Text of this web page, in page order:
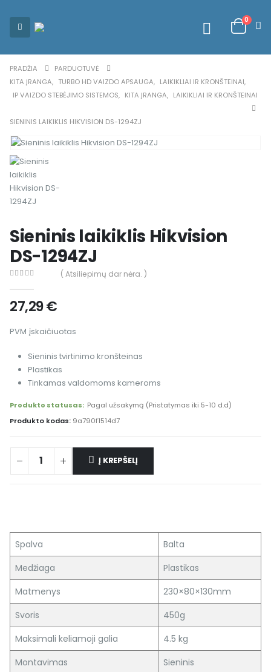
0
PRADŽIA
PARDUOTUVĖ
KITA ĮRANGA, TURBO HD VAIZDO APSAUGA, LAIKIKLIAI IR KRONŠTEINAI,
IP VAIZDO STEBĖJIMO SISTEMOS, KITA ĮRANGA, LAIKIKLIAI IR KRONŠTEINAI
SIENINIS LAIKIKLIS HIKVISION DS-1294ZJ
Sieninis laikiklis Hikvision
DS-1294ZJ
( Atsiliepimų dar nėra. )
27,29€
PVM įskaičiuotas
Sieninis tvirtinimo kronšteinas
Plastikas
Tinkamas valdomoms kameroms
Produkto statusas: Pagal užsakymą (Pristatymas iki 5-10 d.d)
Produkto kodas: 9a790f1514d7
Į KREPŠELĮ
Alternative:
Spalva
Balta
Medžiaga
Plastikas
Matmenys
230×80×130mm
Svoris
450g
Maksimali keliamoji galia
4.5 kg
Montavimas
Sieninis